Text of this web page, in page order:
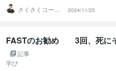
さくさくコーチ
ング
2024/11/25
FASTのお勧め 3回、死に
記事
学び